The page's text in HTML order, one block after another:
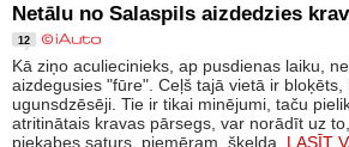
Netālu no Salaspils aizdedzies
12
Kā ziņo aculiecinieks, ap pusdienas laiku,
aizdegusies "fūre". Ceļš tajā vietā ir bloķēts,
ugunsdzēsēji. Tie ir tikai minējumi, taču
atritinātais kravas pārsegs, var norādīt uz
piekabes saturs, piemēram, šķelda. LASĪT